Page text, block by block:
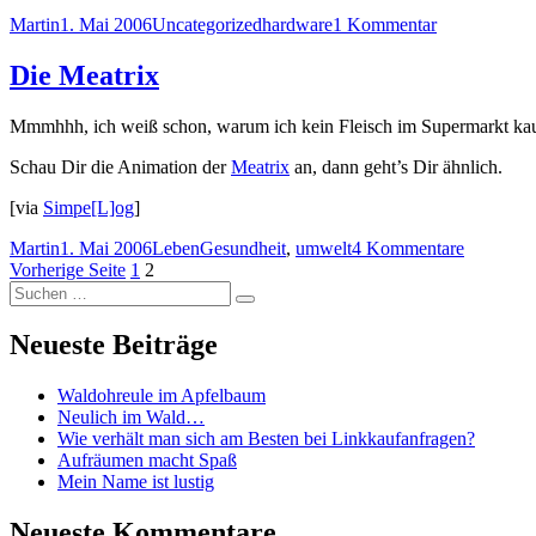
Autor
MartinVeröffentlicht
1. Mai 2006Kategorien
UncategorizedSchlagwörter
hardware1 Kommentarzu
Die Meatrix
Mmmhhh, ich weiß schon, warum ich kein Fleisch im Supermarkt
Schau Dir die Animation derMeatrix an, dann geht’s Dir ähnlich.
[via Simpe[L]og]
Autor
MartinVeröffentlicht
am
1. Mai 2006Kategorien
LebenSchlagwörter
Gesundheit, umwelt4 Kommentarezu
Seitennummerierung
der
Beiträge
Vorherige Seite Seite
1 Seite
2
Suchen
nach:
Suchen
Neueste Beiträge
Waldohreule im Apfelbaum
Neulich im Wald…
Wie verhält man sich am Besten bei Linkkaufanfragen?
Aufräumen macht Spaß
Mein Name ist lustig